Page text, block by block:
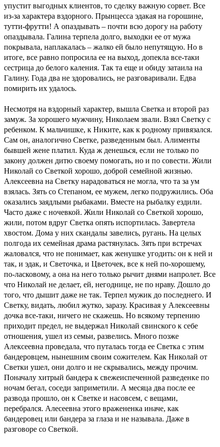
упустит выгодных клиентов, то сделку важную сорвет. Все
из-за характера вздорного. Прынцесса эдакая на горошине,
тутти-фрутти! А опаздывать – почти всю дорогу на работу
опаздывала. Галина терпела долго, выходки ее от мужа
покрывала, наплакалась – жалко ей было непутящую. Но в
итоге, все равно попросила ее на выход, допекла все-таки
сестрица до белого каления. Так та еще и обиду затаила на
Галину. Года два не здоровались, не разговаривали. Едва
помирить их удалось.
Несмотря на вздорный характер, вышла Светка и второй раз
замуж. За хорошего мужчину, Николаем звали. Взял Светку с
ребенком. К мальчишке, к Никите, как к родному привязался.
Сам он, аналогично Светке, разведенным был. Алименты
бывшей жене платил. Куда ж денешься, если не только по
закону должен дитю своему помогать, но и по совести. Жили
Николай со Светкой хорошо, доброй семейной жизнью.
Алексеевна на Светку нарадоваться не могла, что та за ум
взялась. Зять со Степаном, ее мужем, легко подружились. Оба
оказались заядлыми рыбаками. Вместе на рыбалку ездили.
Часто даже с ночевкой. Жили Николай со Светкой хорошо,
жили, потом вдруг Светка опять испортилась. Завертела
хвостом. Дома у них скандалы завелись, ругань. На целых
полгода их семейная драма растянулась. Зять при встречах
жаловался, что не понимает, как женушке угодить: он к ней и
так, и эдак, и Светочка, и Цветочек, все к ней по-хорошему,
по-ласковому, а она на него только рычит днями напролет. Все
что Николай не делает, ей, негоднице, не по нраву. Дошло до
того, что дышит даже не так. Терпел мужик до последнего. И
Светку, видать, любил жутко, заразу. Красивая у Алексеевны
дочка все-таки, ничего не скажешь. Но всякому терпению
приходит предел, не выдержал Николай свинского к себе
отношения, ушел из семьи, развелись. Много позже
Алексеевна проведала, что путалась тогда ее Светка с этим
бандеровцем, нынешним своим сожителем. Как Николай от
Светки ушел, они долго и не скрывались, между прочим.
Поначалу хитрый бандера к свежеиспеченной разведенке по
ночам бегал, соседи заприметили. А месяца два после ее
развода прошло, он к Светке и насовсем, с вещами,
перебрался. Алесеевна этого вражененка иначе, как
бандеровец или бандера за глаза и не называла. Даже в
разговоре со Светкой.